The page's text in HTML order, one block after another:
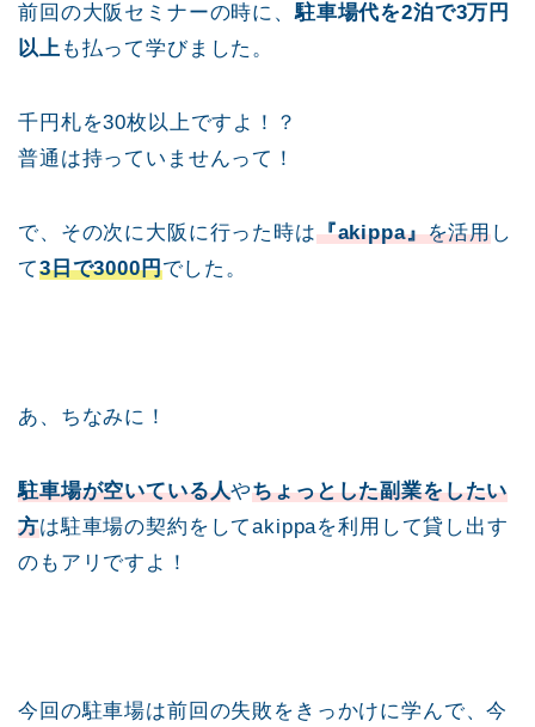
前回の大阪セミナーの時に、駐車場代を2泊で3万円
以上 も払って学びました。
千円札を30枚以上ですよ！？
普通は持っていませんって！
で、その次に大阪に行った時は『akippa』を活用し
て3日で3000円でした。
あ、ちなみに！
駐車場が空いている人やちょっとした副業をしたい
方は駐車場の契約をしてakippaを利用して貸し出す
のもアリですよ！
今回の駐車場は前回の失敗をきっかけに学んで、今